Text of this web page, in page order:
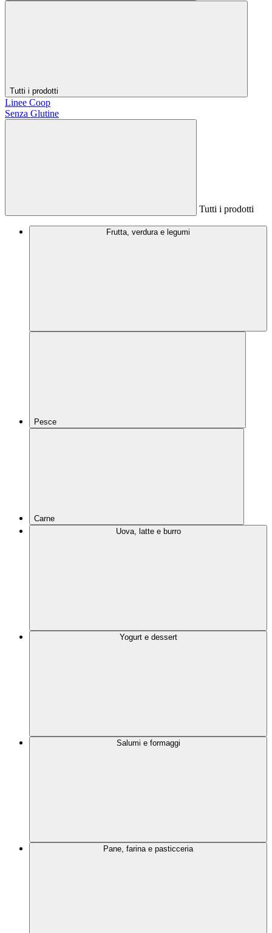
Tutti i prodotti
Linee Coop
Senza Glutine
Tutti i prodotti
Frutta, verdura e legumi
Pesce
Carne
Uova, latte e burro
Yogurt e dessert
Salumi e formaggi
Pane, farina e pasticceria